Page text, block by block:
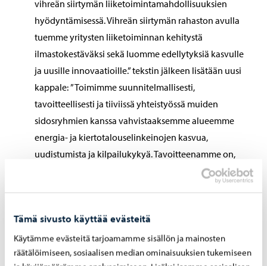
Tämä sivusto käyttää evästeitä
Käytämme evästeitä tarjoamamme sisällön ja mainosten
räätälöimiseen, sosiaalisen median ominaisuuksien tukemiseen
vihreän siirtymän liiketoimintamahdollisuuksien
hyödyntämisessä. Vihreän siirtymän rahaston avulla
tuemme yritysten liiketoiminnan kehitystä
ilmastokestäväksi sekä luomme edellytyksiä kasvulle
ja uusille innovaatioille.” tekstin jälkeen lisätään uusi
kappale: ”Toimimme suunnitelmallisesti,
tavoitteellisesti ja tiiviissä yhteistyössä muiden
sidosryhmien kanssa vahvistaaksemme alueemme
energia- ja kiertotalouselinkeinojen kasvua,
uudistumista ja kilpailukykyä. Tavoitteenamme on,
että alueemme on kansallisesti ja kansainvälisesti
merkittävä energia- ja kiertotalouden keskittymä.”
elinkeinoelämälle, matkailulle ja asukkaiden
liikkumiselle.” muotoon “Junayhteys olisi tärkeä
elinkeinoelämälle, matkailulle ja asukkaiden